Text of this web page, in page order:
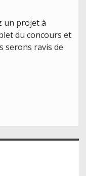
un projet à
du concours et
serons ravis de